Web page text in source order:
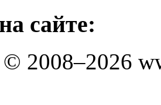
сайте:
2008–2026